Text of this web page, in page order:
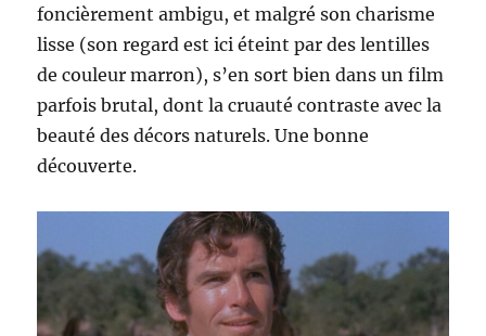
foncièrement ambigu, et malgré son charisme
lisse (son regard est ici éteint par des lentilles
de couleur marron), s’en sort bien dans un film
parfois brutal, dont la cruauté contraste avec la
beauté des décors naturels. Une bonne
découverte.